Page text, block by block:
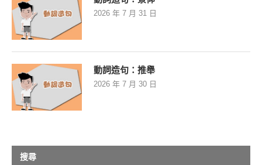
2026 年 7 月 31 日
動詞造句：推舉
2026 年 7 月 30 日
搜尋